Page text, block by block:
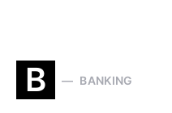
B BANKING